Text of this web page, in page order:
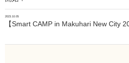
2023.10.05
【Smart CAMP in Makuhari New City